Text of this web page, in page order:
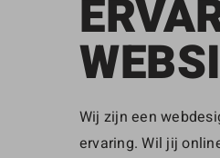
Wij zijn een
ervaring. Wil jij